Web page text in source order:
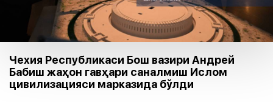
Чехия Республикаси Бош вазири Андрей
Бабиш жаҳон гавҳари саналмиш Ислом
цивилизацияси марказида бўлди